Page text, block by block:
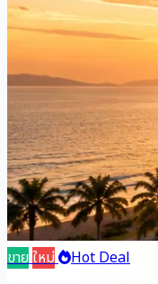
ขายใหม่ Hot Deal